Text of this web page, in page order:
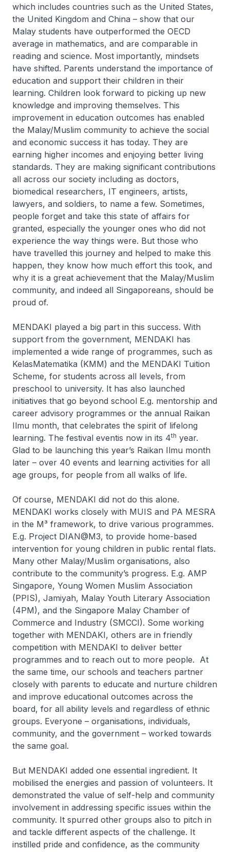
which includes countries such as the United States,
the United Kingdom and China – show that our
Malay students have outperformed the OECD
average in mathematics, and are comparable in
reading and science. Most importantly, mindsets
have shifted. Parents understand the importance of
education and support their children in their
learning. Children look forward to picking up new
knowledge and improving themselves. This
improvement in education outcomes has enabled
the Malay/Muslim community to achieve the social
and economic success it has today. They are
earning higher incomes and enjoying better living
standards. They are making significant contributions
all across our society including as doctors,
biomedical researchers, IT engineers, artists,
lawyers, and soldiers, to name a few. Sometimes,
people forget and take this state of affairs for
granted, especially the younger ones who did not
experience the way things were. But those who
have travelled this journey and helped to make this
happen, they know how much effort this took, and
why it is a great achievement that the Malay/Muslim
community, and indeed all Singaporeans, should be
proud of.
MENDAKI played a big part in this success. With
support from the government, MENDAKI has
implemented a wide range of programmes, such as
KelasMatematika (KMM) and the MENDAKI Tuition
Scheme, for students across all levels, from
preschool to university. It has also launched
initiatives that go beyond school E.g. mentorship and
career advisory programmes or the annual Raikan
Ilmu month, that celebrates the spirit of lifelong
learning. The festival eventis now in its 4th year.
Glad to be launching this year’s Raikan Ilmu month
later – over 40 events and learning activities for all
age groups, for people from all walks of life.
Of course, MENDAKI did not do this alone.
MENDAKI works closely with MUIS and PA MESRA
in the M³ framework, to drive various programmes.
E.g. Project DIAN@M3, to provide home-based
intervention for young children in public rental flats.
Many other Malay/Muslim organisations, also
contribute to the community’s progress. E.g. AMP
Singapore, Young Women Muslim Association
(PPIS), Jamiyah, Malay Youth Literary Association
(4PM), and the Singapore Malay Chamber of
Commerce and Industry (SMCCI). Some working
together with MENDAKI, others are in friendly
competition with MENDAKI to deliver better
programmes and to reach out to more people. At
the same time, our schools and teachers partner
closely with parents to educate and nurture children
and improve educational outcomes across the
board, for all ability levels and regardless of ethnic
groups. Everyone – organisations, individuals,
community, and the government – worked towards
the same goal.
But MENDAKI added one essential ingredient. It
mobilised the energies and passion of volunteers. It
demonstrated the value of self-help and community
involvement in addressing specific issues within the
community. It spurred other groups also to pitch in
and tackle different aspects of the challenge. It
instilled pride and confidence, as the community